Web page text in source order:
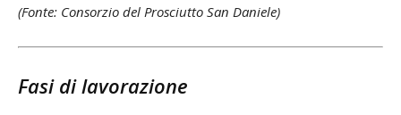
(Fonte: Consorzio del Prosciutto San Daniele)
Fasi di lavorazione